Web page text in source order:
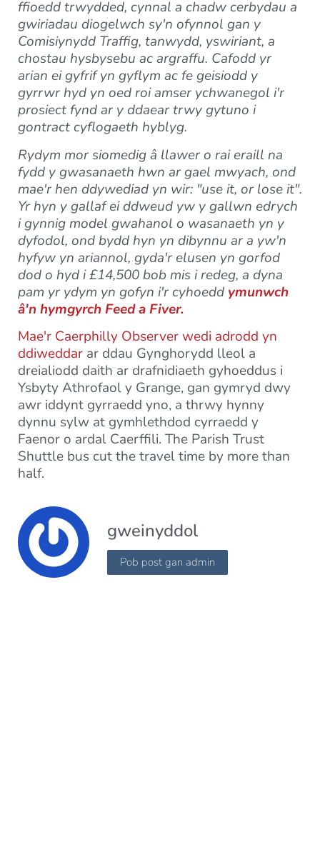
ffioedd trwydded, cynnal a chadw cerbydau a
gwiriadau diogelwch sy'n ofynnol gan y
Comisiynydd Traffig, tanwydd, yswiriant, a
chostau hysbysebu ac argraffu. Cafodd yr
arian ei gyfrif yn gyflym ac fe geisiodd y
gyrrwr hyd yn oed roi amser ychwanegol i'r
prosiect fynd ar y ddaear trwy gytuno i
gontract cyflogaeth hyblyg.
Rydym mor siomedig â llawer o rai eraill na
fydd y gwasanaeth hwn ar gael mwyach, ond
mae'r hen ddywediad yn wir: "use it, or lose it".
Yr hyn y gallaf ei ddweud yw y gallwn edrych
i gynnig model gwahanol o wasanaeth yn y
dyfodol, ond bydd hyn yn dibynnu ar a yw'n
hyfyw yn ariannol, gyda'r elusen yn gorfod
dod o hyd i £14,500 bob mis i redeg, a dyna
pam yr ydym yn gofyn i'r cyhoedd ymunwch
â'n hymgyrch Feed a Fiver.
Mae'r Caerphilly Observer wedi adrodd yn
ddiweddar ar ddau Gynghorydd lleol a
dreialiodd daith ar drafnidiaeth gyhoeddus i
Ysbyty Athrofaol y Grange, gan gymryd dwy
awr iddynt gyrraedd yno, a thrwy hynny
dynnu sylw at gymhlethdod cyrraedd y
Faenor o ardal Caerffili. The Parish Trust
Shuttle bus cut the travel time by more than
half.
gweinyddol
Pob post gan admin